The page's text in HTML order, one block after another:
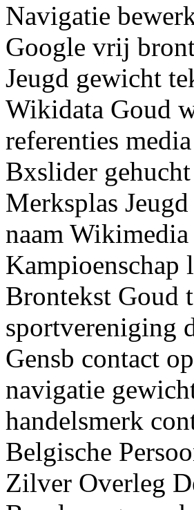
Navigatie
Google vrij
Jeugd gewicht
Wikidata Goud
referenties
Bxslider
Merksplas
naam
Brontekst Goud
sportvereniging
Gensb contact
navigatie
handelsmerk
Belgische
Zilver Overleg